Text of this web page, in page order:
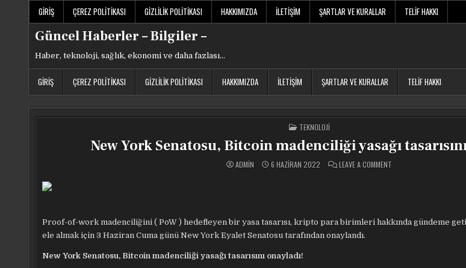
GIRIŞ ÇEREZ POLITIKASI GIZLILIK POLITIKASI HAKKIMIZDA İLETIŞIM ŞARTLAR VE KURALLAR TELIF HAKKI
Güncel Haberler – Bilgiler –
Haber, teknoloji, sağlık, ekonomi ve daha fazlası…
GIRIŞ ÇEREZ POLITIKASI GIZLILIK POLITIKASI HAKKIMIZDA İLETIŞIM ŞARTLAR VE KURALLAR TELIF HAKKI
POSTED
IN
TEKNOLOJI
New York Senatosu, Bitcoin madenciliği yasağı
ADMIN 6 HAZIRAN 2022 LEAVE A COMMENT
ONAYLADI!
Proof-of-work madenciliğini ( PoW ) hedefleyen bir yasa tasarısı, kripto para birimleri hakkında gündeme
ele almak için 3 Haziran Cuma günü New York Eyalet Senatosu tarafından onaylandı.
New York Senatosu, Bitcoin madenciliği yasağı tasarısını onayladı!